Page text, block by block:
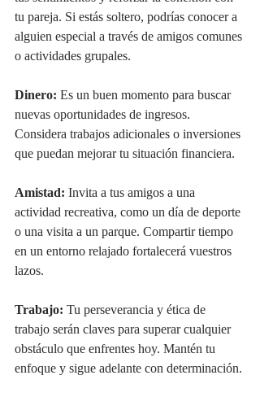
tu pareja. Si estás soltero, podrías conocer a
alguien especial a través de amigos comunes
o actividades grupales.
Dinero: Es un buen momento para buscar
nuevas oportunidades de ingresos.
Considera trabajos adicionales o inversiones
que puedan mejorar tu situación financiera.
Amistad: Invita a tus amigos a una
actividad recreativa, como un día de deporte
o una visita a un parque. Compartir tiempo
en un entorno relajado fortalecerá vuestros
lazos.
Trabajo: Tu perseverancia y ética de
trabajo serán claves para superar cualquier
obstáculo que enfrentes hoy. Mantén tu
enfoque y sigue adelante con determinación.